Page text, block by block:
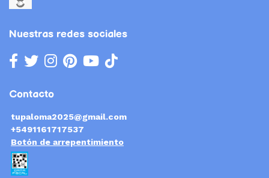
Nuestras redes sociales
Contacto
tupaloma2025@gmail.com
+5491161717537
Botón de arrepentimiento